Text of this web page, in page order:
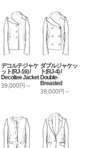
デコルテジャケ
ット(RJ-16) /
Decoltee Jacket
39,000円～
ダブルジャケッ
ト(RJ-4) /
Double-
Breasted
39,000円～